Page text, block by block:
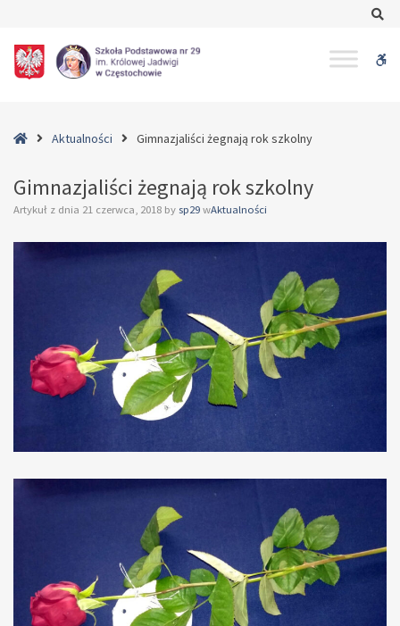
żegnają
rok
HomeAktualności Gimnazjaliści żegnają rok szkolny
Gimnazjaliści żegnają rok szkolny
Artykuł z dnia 21 czerwca, 2018 by sp29 wAktualności